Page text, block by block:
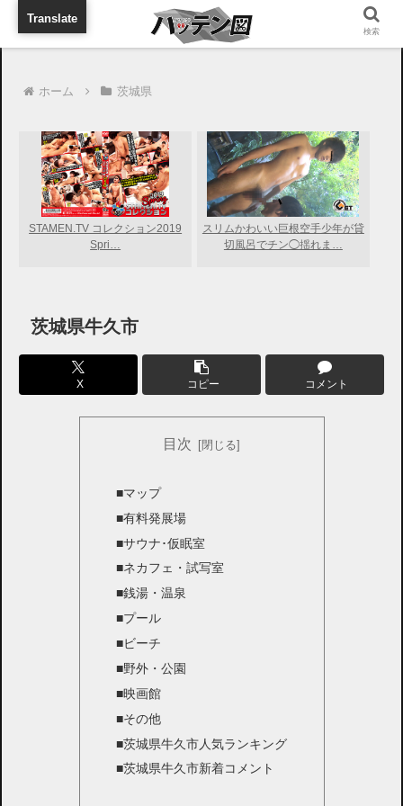
旅行に出張に待ち合わせに
ホーム 茨城県
STAMEN.TV コレクション2019
Spri…
スリムかわいい巨根空手少年が貸
切風呂でチン◯揺れま…
茨城県牛久市
X コピー コメント
目次
■マップ
■有料発展場
■サウナ･仮眠室
■ネカフェ・試写室
■銭湯・温泉
■プール
■ビーチ
■野外・公園
■映画館
■その他
■茨城県牛久市人気ランキング
■茨城県牛久市新着コメント
検索
Translate